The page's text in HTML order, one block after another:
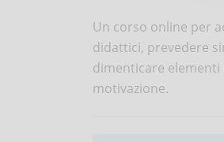
Un corso online per
didattici, prevedere
dimenticare
motivazione.